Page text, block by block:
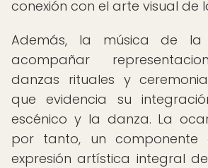
conexión con el arte visual de
Además, la música de la
acompañar
danzas rituales y
que evidencia su
escénico y la danza. La
por tanto, un componente
expresión artística integral